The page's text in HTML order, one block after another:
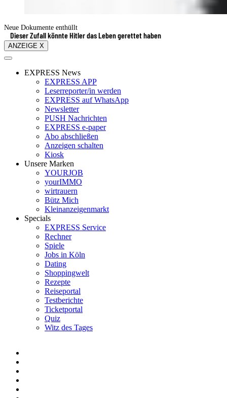
Neue Dokumente enthüllt
Dieser Zufall könnte Hitler das Leben gerettet haben
ANZEIGE X
EXPRESS News
EXPRESS APP
Leserreporter/in werden
EXPRESS auf WhatsApp
Newsletter
PUSH Nachrichten
EXPRESS e-paper
Abo abschließen
Anzeigen schalten
Kiosk
Unsere Marken
YOURJOB
yourIMMO
wirtrauern
Bütz Mich
Kleinanzeigenmarkt
Specials
EXPRESS Service
Rechner
Spiele
Jobs in Köln
Dating
Shoppingwelt
Rezepte
Reiseportal
Testberichte
Ticketportal
Quiz
Witz des Tages